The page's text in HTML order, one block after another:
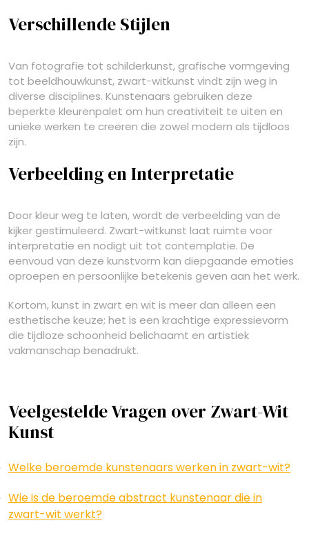
Verschillende Stijlen
Van fotografie tot schilderkunst, grafische vormgeving
tot beeldhouwkunst, zwart-witkunst vindt zijn weg in
diverse disciplines. Kunstenaars gebruiken deze
beperkte kleurenpalet om hun creativiteit te uiten en
unieke werken te creëren die zowel modern als tijdloos
zijn.
Verbeelding en Interpretatie
Door kleur weg te laten, wordt de verbeelding van de
kijker gestimuleerd. Zwart-witkunst laat ruimte voor
interpretatie en nodigt uit tot contemplatie. De
eenvoud van deze kunstvorm kan diepgaande emoties
oproepen en persoonlijke betekenis geven aan het werk.
Kortom, kunst in zwart en wit is meer dan alleen een
esthetische keuze; het is een krachtige expressievorm
die tijdloze schoonheid belichaamt en artistiek
vakmanschap benadrukt.
Veelgestelde Vragen over Zwart-Wit
Kunst
Welke beroemde kunstenaars werken in zwart-wit?
Wie is de beroemde abstract kunstenaar die in
zwart-wit werkt?